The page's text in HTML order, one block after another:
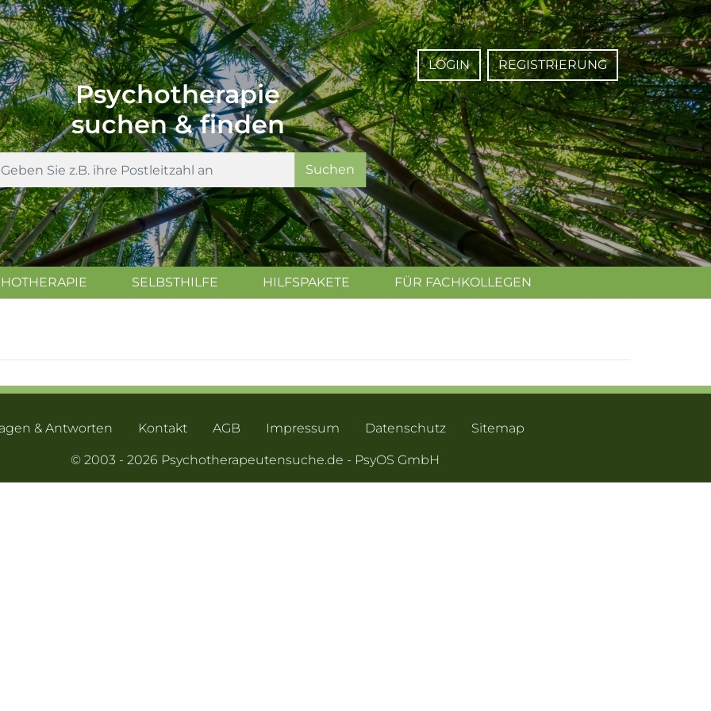
Psychotherapie
suchen & finden
Suchen
LOGIN REGISTRIERUNG
SELBSTHILFE HILFSPAKETE FÜR FACHKOLLEGEN
& Antworten Kontakt AGB Impressum Datenschutz Sitemap
© 2003 - 2026 Psychotherapeutensuche.de - PsyOS GmbH